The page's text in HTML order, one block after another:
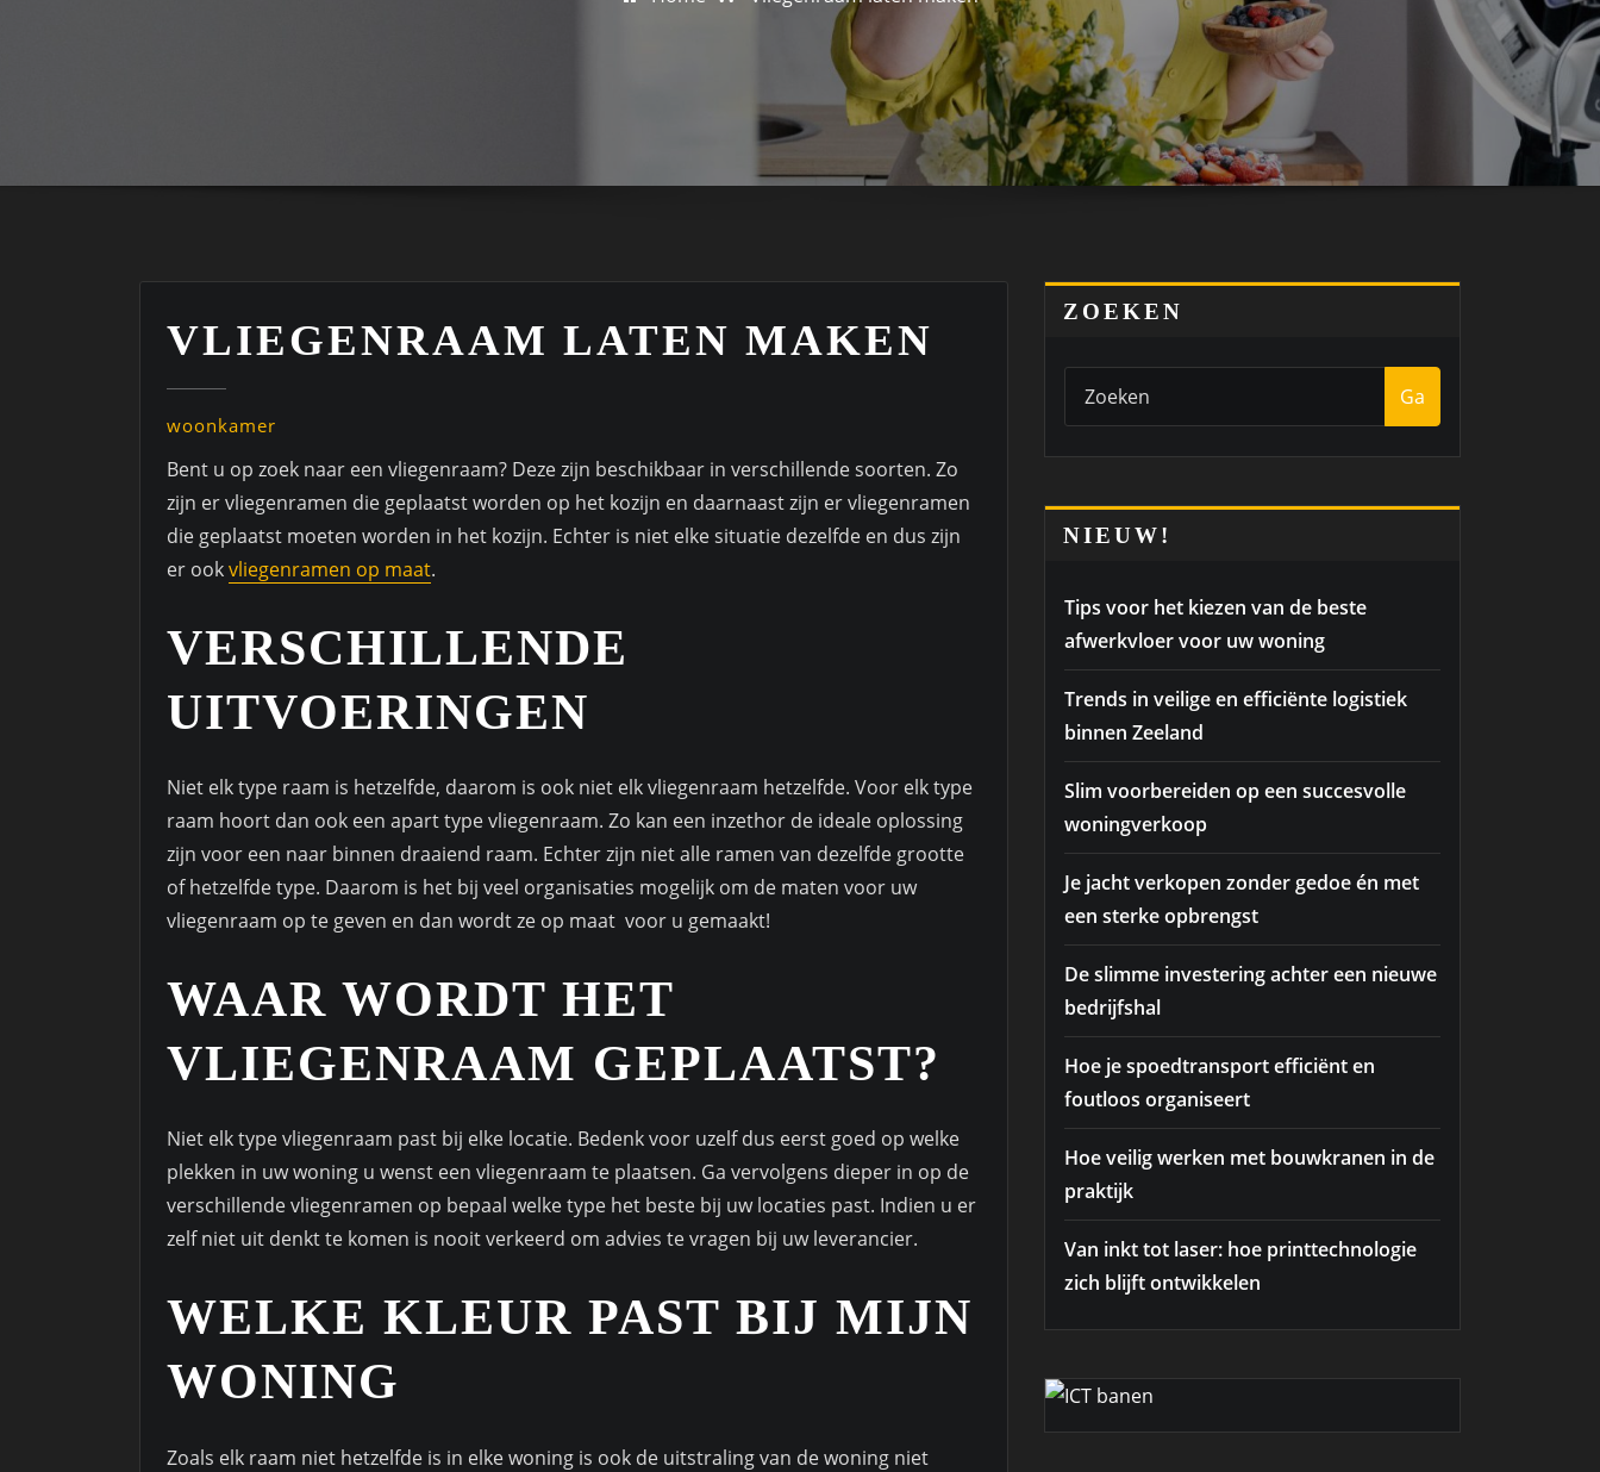
VLIEGENRAAM LATEN MAKEN
woonkamer
Bent u op zoek naar een vliegenraam? Deze zijn beschikbaar in verschillende soorten. Zo
zijn er vliegenramen die geplaatst worden op het kozijn en daarnaast zijn er vliegenramen
die geplaatst moeten worden in het kozijn. Echter is niet elke situatie dezelfde en dus zijn
er ookvliegenramen op maat.
VERSCHILLENDE
UITVOERINGEN
Niet elk type raam is hetzelfde, daarom is ook niet elk vliegenraam hetzelfde. Voor elk type
raam hoort dan ook een apart type vliegenraam. Zo kan een inzethor de ideale oplossing
zijn voor een naar binnen draaiend raam. Echter zijn niet alle ramen van dezelfde grootte
of hetzelfde type. Daarom is het bij veel organisaties mogelijk om de maten voor uw
vliegenraam op te geven en dan wordt ze op maat voor u gemaakt!
WAAR WORDT HET
VLIEGENRAAM GEPLAATST?
Niet elk type vliegenraam past bij elke locatie. Bedenk voor uzelf dus eerst goed op welke
plekken in uw woning u wenst een vliegenraam te plaatsen. Ga vervolgens dieper in op de
verschillende vliegenramen op bepaal welke type het beste bij uw locaties past. Indien u er
zelf niet uit denkt te komen is nooit verkeerd om advies te vragen bij uw leverancier.
WELKE KLEUR PAST BIJ MIJN
WONING
Zoals elk raam niet hetzelfde is in elke woning is ook de uitstraling van de woning niet
ZOEKEN
Ga
NIEUW!
Tips voor het kiezen van de beste
afwerkvloer voor uw woning
Trends in veilige en efficiënte logistiek
binnen Zeeland
Slim voorbereiden op een succesvolle
woningverkoop
Je jacht verkopen zonder gedoe én met
een sterke opbrengst
De slimme investering achter een nieuwe
bedrijfshal
Hoe je spoedtransport efficiënt en
foutloos organiseert
Hoe veilig werken met bouwkranen in de
praktijk
Van inkt tot laser: hoe printtechnologie
zich blijft ontwikkelen